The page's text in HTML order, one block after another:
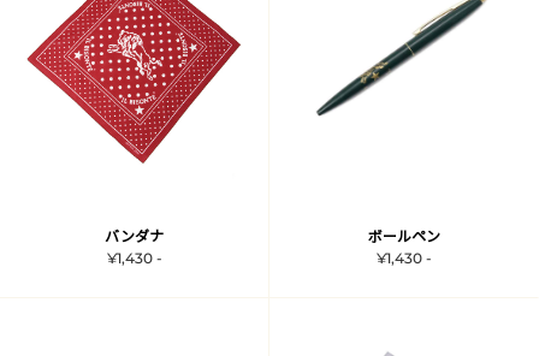
バンダナ
¥1,430 -
ボールペン
¥1,430 -